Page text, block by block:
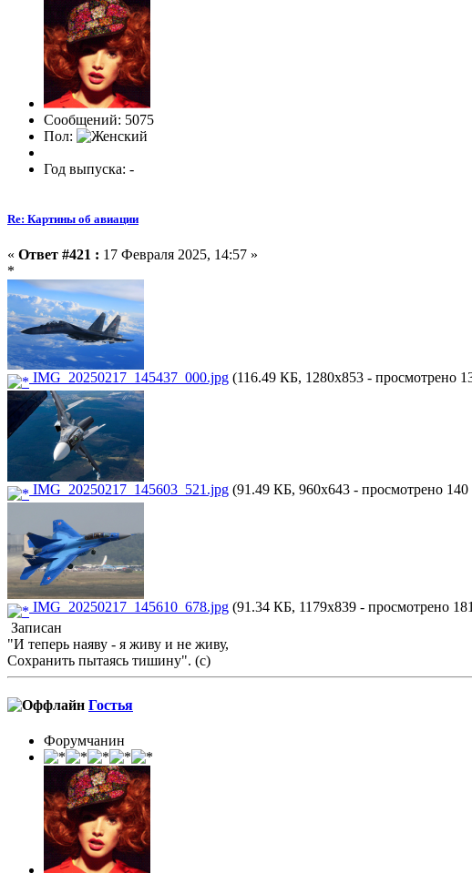
Сообщений: 5075
Пол:
Год выпуска: -
Re: Картины об авиации
« Ответ #421 : 17 Февраля 2025, 14:57 »
*
IMG_20250217_145437_000.jpg (116.49 КБ, 1280x853 - просмотрено
IMG_20250217_145603_521.jpg (91.49 КБ, 960x643 - просмотрено 140
IMG_20250217_145610_678.jpg (91.34 КБ, 1179x839 - просмотрено
Записан
"И теперь наяву - я живу и не живу,
Сохранить пытаясь тишину". (с)
Гостья
Форумчанин